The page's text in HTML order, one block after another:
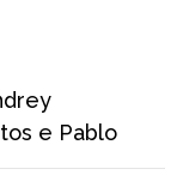
e Pablo